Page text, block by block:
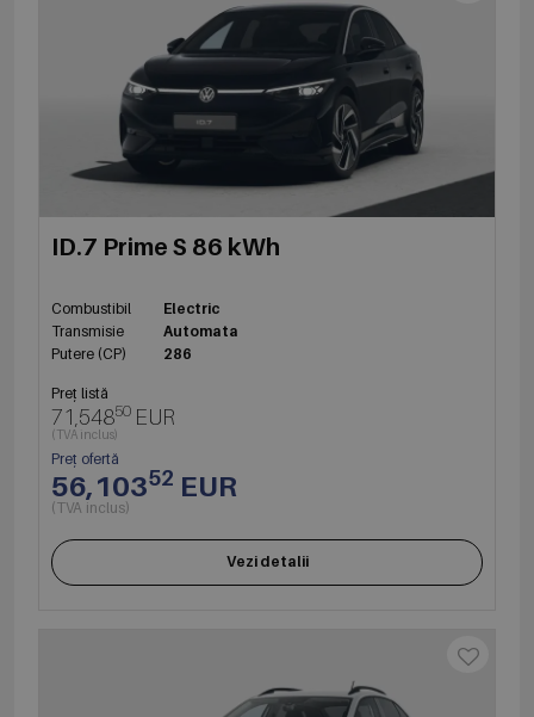
ID.7 Prime S 86 kWh
Combustibil
Electric
Transmisie
Automata
Putere (CP)
286
Preț listă
71,54850 EUR
(TVA inclus)
Preț ofertă
56,10352 EUR
(TVA inclus)
Vezi detalii